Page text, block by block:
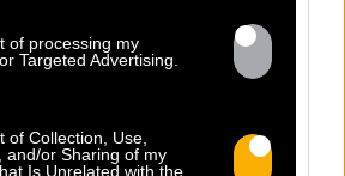
of processing my
Targeted Advertising.
of Collection, Use,
and/or Sharing of my
Is Unrelated with the
13.07